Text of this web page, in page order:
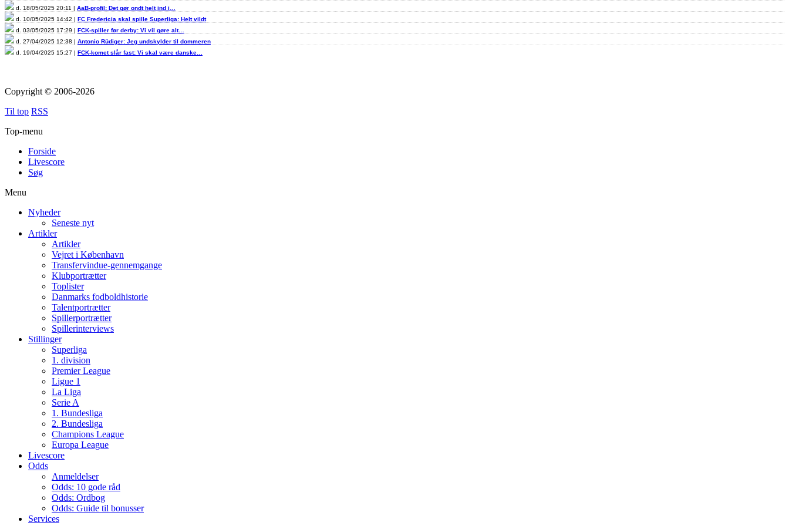
d. 18/05/2025 20:11 | AaB-profil: Det gør ondt helt ind i…
d. 10/05/2025 14:42 | FC Fredericia skal spille Superliga: Helt vildt
d. 03/05/2025 17:29 | FCK-spiller før derby: Vi vil gøre alt…
d. 27/04/2025 12:38 | Antonio Rüdiger: Jeg undskylder til dommeren
d. 19/04/2025 15:27 | FCK-komet slår fast: Vi skal være danske…
Copyright © 2006-2026
Til top RSS
Top-menu
Forside
Livescore
Søg
Menu
Nyheder
Seneste nyt
Artikler
Artikler
Vejret i København
Transfervindue-gennemgange
Klubportrætter
Toplister
Danmarks fodboldhistorie
Talentportrætter
Spillerportrætter
Spillerinterviews
Stillinger
Superliga
1. division
Premier League
Ligue 1
La Liga
Serie A
1. Bundesliga
2. Bundesliga
Champions League
Europa League
Livescore
Odds
Anmeldelser
Odds: 10 gode råd
Odds: Ordbog
Odds: Guide til bonusser
Services